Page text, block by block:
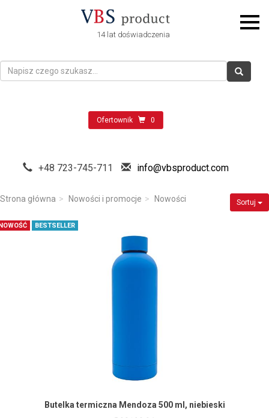
14 lat doświadczenia
Ofertownik 0
+48 723-745-711 info@vbsproduct.com
Strona główna Nowości i promocje Nowości Sortuj
BESTSELLER
Butelka termiczna Mendoza 500 ml, niebieski